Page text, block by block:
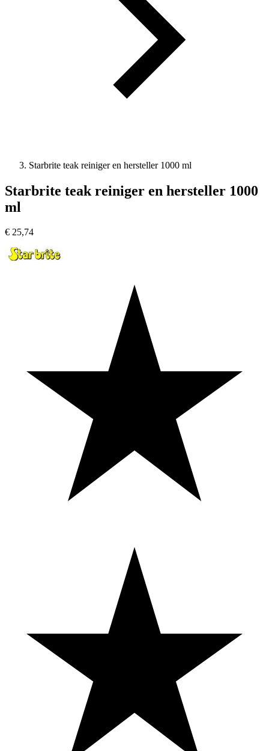
Starbrite teak reiniger en hersteller 1000 ml
Starbrite teak reiniger en hersteller 1000
ml
€ 25,74